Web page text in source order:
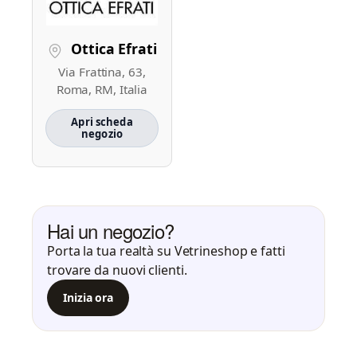
Ottica Efrati
Via Frattina, 63,
Roma, RM, Italia
Apri scheda
negozio
Hai un negozio?
Porta la tua realtà su Vetrineshop e fatti
trovare da nuovi clienti.
Inizia ora